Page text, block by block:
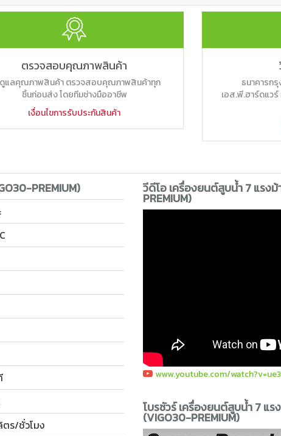
ตรวจสอบคุณภาพสินค้า
ดูแลคุณภาพสินค้า ตรวจสอบคุณภาพสินค้าทุก
ชิ้นก่อนส่ง โดยทีมช่างมืออาชีพ
เงื่อนไขการรับประกันสินค้า
ธนาคารก
เอส.พี.ฮาร์ดแว
PREMIUM)
ตร/ชั่วโมง
วีดีโอ เครื่องยนต์สูบน้ำ 7 แรง
PREMIUM)
www.youtube.com/
โบรชัวร์ เครื่องยนต์สูบน้ำ 7 แ
(VIGO30-PREMIUM)